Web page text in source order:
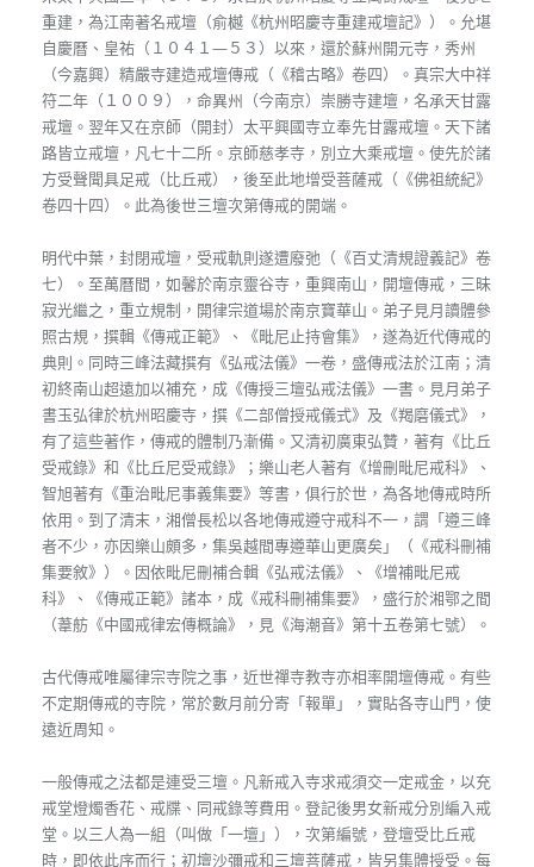
重建，為江南著名戒壇（俞樾《杭州昭慶寺重建戒壇記》）。允堪
自慶曆、皇祐（１０４１—５３）以來，還於蘇州開元寺，秀州
（今嘉興）精嚴寺建造戒壇傳戒（《稽古略》卷四）。真宗大中祥
符二年（１００９），命異州（今南京）崇勝寺建壇，名承天甘露
戒壇。翌年又在京師（開封）太平興國寺立奉先甘露戒壇。天下諸
路皆立戒壇，凡七十二所。京師慈孝寺，別立大乘戒壇。使先於諸
方受聲聞具足戒（比丘戒），後至此地增受菩薩戒（《佛祖統紀》
卷四十四）。此為後世三壇次第傳戒的開端。
明代中葉，封閉戒壇，受戒軌則遂遭廢弛（《百丈清規證義記》卷
七）。至萬曆間，如馨於南京靈谷寺，重興南山，開壇傳戒，三昧
寂光繼之，重立規制，開律宗道場於南京寶華山。弟子見月讀體參
照古規，撰輯《傳戒正範》、《毗尼止持會集》，遂為近代傳戒的
典則。同時三峰法藏撰有《弘戒法儀》一卷，盛傳戒法於江南；清
初終南山超遠加以補充，成《傳授三壇弘戒法儀》一書。見月弟子
書玉弘律於杭州昭慶寺，撰《二部僧授戒儀式》及《羯磨儀式》，
有了這些著作，傳戒的體制乃漸備。又清初廣東弘贊，著有《比丘
受戒錄》和《比丘尼受戒錄》；樂山老人著有《增刪毗尼戒科》、
智旭著有《重治毗尼事義集要》等書，俱行於世，為各地傳戒時所
依用。到了清末，湘僧長松以各地傳戒遵守戒科不一，謂「遵三峰
者不少，亦因樂山頗多，集吳越間專遵華山更廣矣」（《戒科刪補
集要敘》）。因依毗尼刪補合輯《弘戒法儀》、《增補毗尼戒
科》、《傳戒正範》諸本，成《戒科刪補集要》，盛行於湘鄂之間
（葦舫《中國戒律宏傳概論》，見《海潮音》第十五卷第七號）。
古代傳戒唯屬律宗寺院之事，近世禪寺教寺亦相率開壇傳戒。有些
不定期傳戒的寺院，常於數月前分寄「報單」，實貼各寺山門，使
遠近周知。
一般傳戒之法都是連受三壇。凡新戒入寺求戒須交一定戒金，以充
戒堂燈燭香花、戒牒、同戒錄等費用。登記後男女新戒分別編入戒
堂。以三人為一組（叫做「一壇」），次第編號，登壇受比丘戒
時，即依此序而行；初壇沙彌戒和三壇菩薩戒，皆另集體授受。每